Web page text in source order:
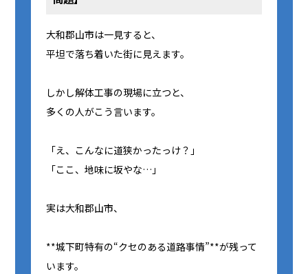
大和郡山市は一見すると、
平坦で落ち着いた街に見えます。
しかし解体工事の現場に立つと、
多くの人がこう言います。
「え、こんなに道狭かったっけ？」
「ここ、地味に坂やな…」
実は大和郡山市、
**城下町特有の“クセのある道路事情”**が残って
います。